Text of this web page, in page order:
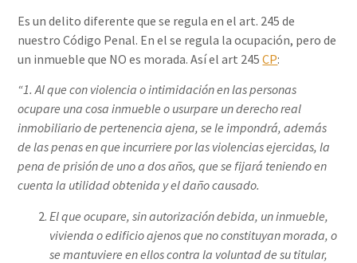
Es un delito diferente que se regula en el art. 245 de
nuestro Código Penal. En el se regula la ocupación, pero de
un inmueble que NO es morada. Así el art 245CP:
“1. Al que con violencia o intimidación en las personas
ocupare una cosa inmueble o usurpare un derecho real
inmobiliario de pertenencia ajena, se le impondrá, además
de las penas en que incurriere por las violencias ejercidas, la
pena de prisión de uno a dos años, que se fijará teniendo en
cuenta la utilidad obtenida y el daño causado.
El que ocupare, sin autorización debida, un inmueble,
vivienda o edificio ajenos que no constituyan morada, o
se mantuviere en ellos contra la voluntad de su titular,